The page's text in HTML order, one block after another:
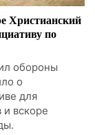
Христианский
по
обороны
о
для
и вскоре